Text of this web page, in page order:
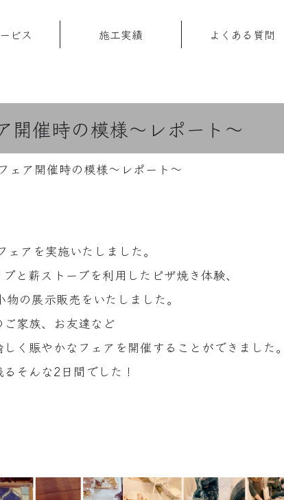
ビス 施工実績 よくある質問
催時の模様～レポート～
ア開催時の模様～レポート～
アを実施いたしました。
と薪ストーブを利用したピザ焼き体験、
の展示販売をいたしました。
家族、お友達など
く賑やかなフェアを開催することができました。
そんな2日間でした！